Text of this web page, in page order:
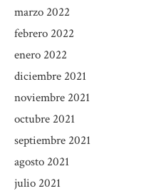
marzo 2022
febrero 2022
enero 2022
diciembre 2021
noviembre 2021
octubre 2021
septiembre 2021
agosto 2021
julio 2021